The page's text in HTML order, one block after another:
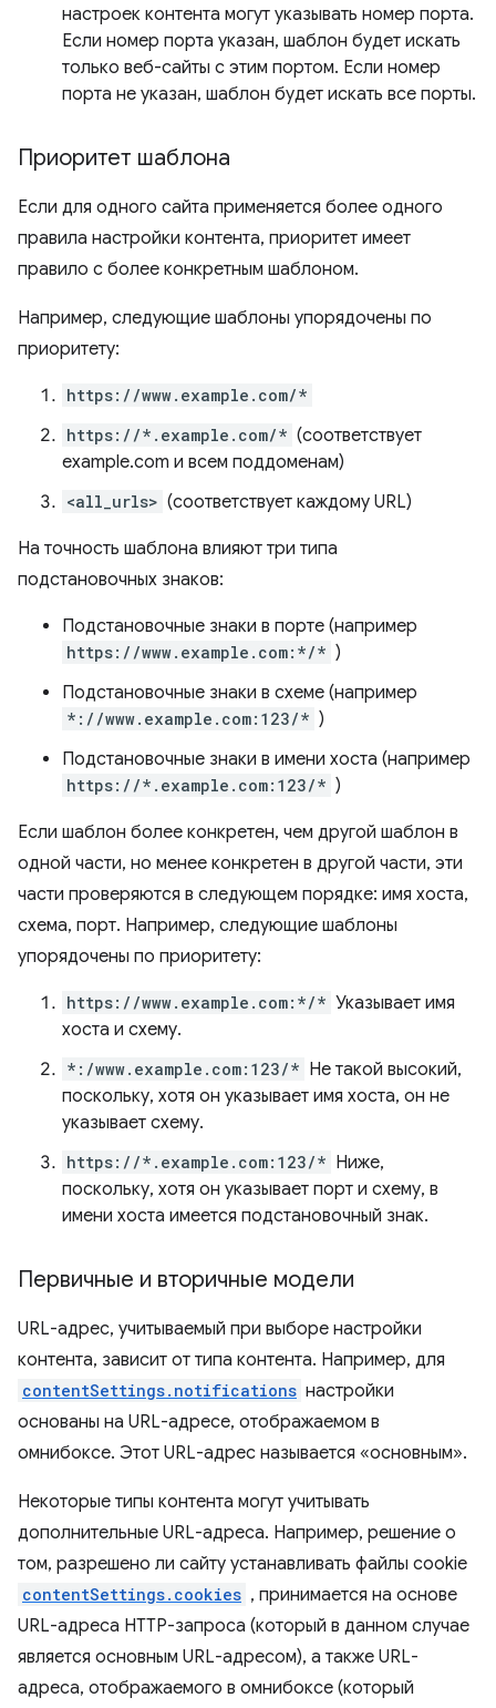
настроек контента могут указывать номер порта.
Если номер порта указан, шаблон будет искать
только веб-сайты с этим портом. Если номер
порта не указан, шаблон будет искать все порты.
Приоритет шаблона
Если для одного сайта применяется более одного
правила настройки контента, приоритет имеет
правило с более конкретным шаблоном.
Например, следующие шаблоны упорядочены по
приоритету:
https://www.example.com/*
https://*.example.com/* (соответствует
example.com и всем поддоменам)
<all_urls> (соответствует каждому URL)
На точность шаблона влияют три типа
подстановочных знаков:
Подстановочные знаки в порте (например
https://www.example.com:*/* )
Подстановочные знаки в схеме (например
*://www.example.com:123/* )
Подстановочные знаки в имени хоста (например
https://*.example.com:123/* )
Если шаблон более конкретен, чем другой шаблон в
одной части, но менее конкретен в другой части, эти
части проверяются в следующем порядке: имя хоста,
схема, порт. Например, следующие шаблоны
упорядочены по приоритету:
https://www.example.com:*/* Указывает имя
хоста и схему.
*:/www.example.com:123/* Не такой высокий,
поскольку, хотя он указывает имя хоста, он не
указывает схему.
https://*.example.com:123/* Ниже,
поскольку, хотя он указывает порт и схему, в
имени хоста имеется подстановочный знак.
Первичные и вторичные модели
URL-адрес, учитываемый при выборе настройки
контента, зависит от типа контента. Например, для
contentSettings.notifications настройки
основаны на URL-адресе, отображаемом в
омнибоксе. Этот URL-адрес называется «основным».
Некоторые типы контента могут учитывать
дополнительные URL-адреса. Например, решение о
том, разрешено ли сайту устанавливать файлы cookie
contentSettings.cookies , принимается на основе
URL-адреса HTTP-запроса (который в данном случае
является основным URL-адресом), а также URL-
адреса, отображаемого в омнибоксе (который